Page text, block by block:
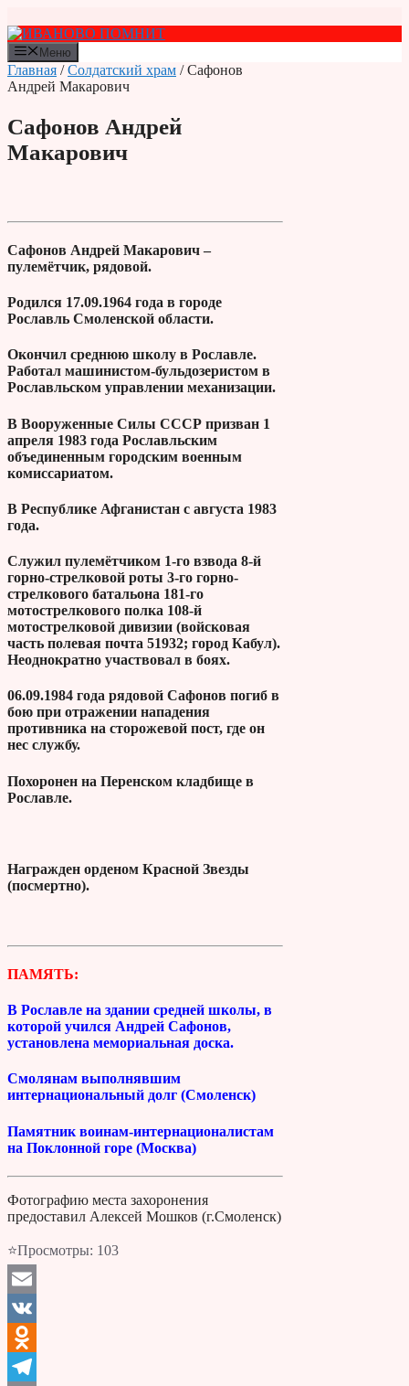
к
содержимому
Меню
Главная /Солдатский храм / Сафонов
Андрей Макарович
Сафонов Андрей
Макарович
Сафонов Андрей Макарович –
пулемётчик, рядовой.
Родился 17.09.1964 года в городе
Рославль Смоленской области.
Окончил среднюю школу в Рославле.
Работал машинистом-бульдозеристом в
Рославльском управлении механизации.
В Вооруженные Силы СССР призван 1
апреля 1983 года Рославльским
объединенным городским военным
комиссариатом.
В Республике Афганистан с августа 1983
года.
Служил пулемётчиком 1-го взвода 8-й
горно-стрелковой роты 3-го горно-
стрелкового батальона 181-го
мотострелкового полка 108-й
мотострелковой дивизии (войсковая
часть полевая почта 51932; город Кабул).
Неоднократно участвовал в боях.
06.09.1984 года рядовой Сафонов погиб в
бою при отражении нападения
противника на сторожевой пост, где он
нес службу.
Похоронен на Перенском кладбище в
Рославле.
Награжден орденом Красной Звезды
(посмертно).
ПАМЯТЬ:
В Рославле на здании средней школы, в
которой учился Андрей Сафонов,
установлена мемориальная доска.
Смолянам выполнявшим
интернациональный долг (Смоленск)
Памятник воинам-интернационалистам
на Поклонной горе (Москва)
Фотографию места захоронения
предоставил Алексей Мошков (г.Смоленск)
⭐Просмотры: 103
Email
VK
Odnoklassniki